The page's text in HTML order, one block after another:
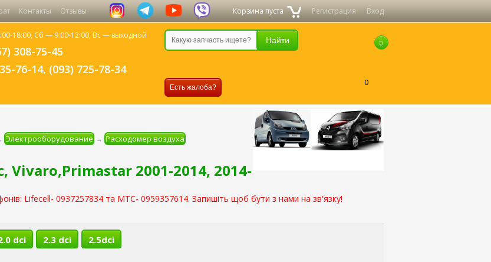
Контакты Отзывы Регистрация Вход
Корзина пуста
18:00, Сб — 9:00-12:00, Вс — выходной
308-75-45
76-14, (093) 725-78-34
Есть жалоба?
0
0
Электрооборудование → Расходомер воздуха
Vivaro,Primastar 2001-2014, 2014-
Lifecell- 0937257834 та МТС- 0959357614. Запишіть щоб бути з нами на зв'язку!
dci 2.3 dci 2.5dci